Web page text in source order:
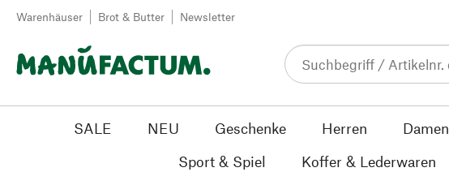
Zum Inhalt springen
Warenhäuser Brot & Butter Newsletter
SALE NEU Geschenke Herren Damen
Sport & Spiel
Koffer & Lederwaren